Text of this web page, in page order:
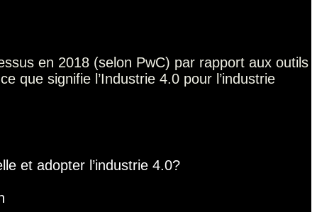
en 2018 (selon PwC) par rapport aux outils
que signifie l’Industrie 4.0 pour l’industrie
et adopter l’industrie 4.0?